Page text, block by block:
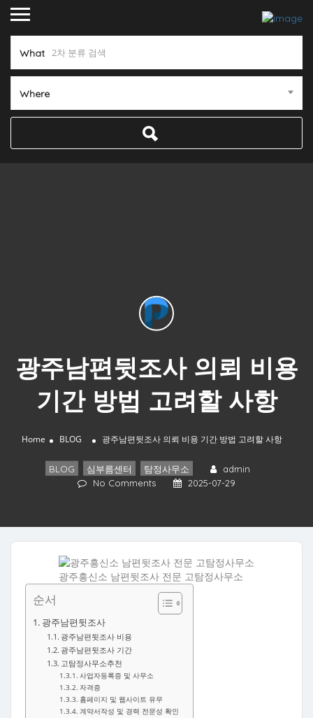
What
Where
광주남편뒷조사 의뢰 비용
기간 방법 고려할 사항
Home BLOG 광주남편뒷조사 의뢰 비용 기간 방법 고려할 사항
BLOG 심부름센터 탐정사무소
admin
No Comments
2025-07-29
광주흥신소 남편뒷조사 전문 고탐정사무소
순서
광주남편뒷조사
광주남편뒷조사 비용
광주남편뒷조사 기간
고탐정사무소추천
사업자등록증 및 사무소
자격증
홈페이지 및 웹사이트 유무
계약서작성 및 경력 전문성 확인